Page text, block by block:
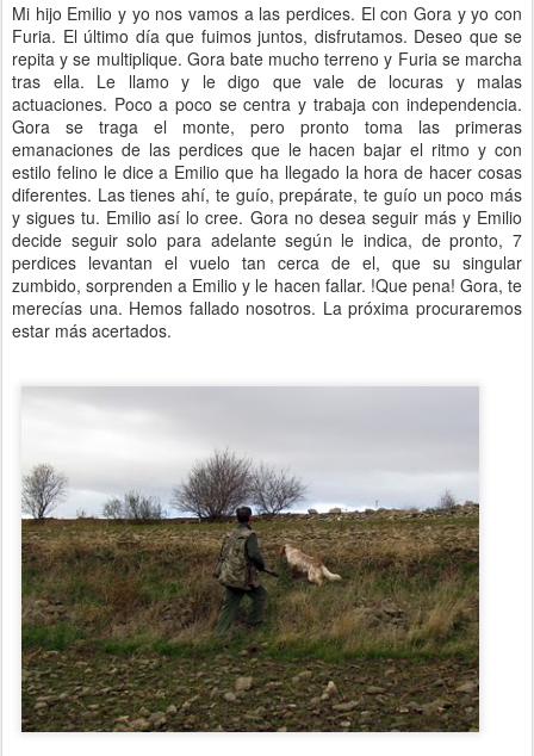
Mi hijo Emilio y yo nos vamos a las perdices. El con Gora y yo con
Furia. El último día que fuimos juntos, disfrutamos. Deseo que se
repita y se multiplique. Gora bate mucho terreno y Furia se marcha
tras ella. Le llamo y le digo que vale de locuras y malas
actuaciones. Poco a poco se centra y trabaja con independencia.
Gora se traga el monte, pero pronto toma las primeras
emanaciones de las perdices que le hacen bajar el ritmo y con
estilo felino le dice a Emilio que ha llegado la hora de hacer cosas
diferentes. Las tienes ahí, te guío, prepárate, te guío un poco más
y sigues tu. Emilio así lo cree. Gora no desea seguir más y Emilio
decide seguir solo para adelante según le indica, de pronto, 7
perdices levantan el vuelo tan cerca de el, que su singular
zumbido, sorprenden a Emilio y le hacen fallar. !Que pena! Gora, te
merecías una. Hemos fallado nosotros. La próxima procuraremos
estar más acertados.